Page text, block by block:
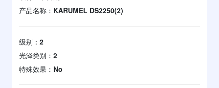
产品名称： KARUMEL DS2250(2)
级别： 2
光泽类别： 2
特殊效果： No